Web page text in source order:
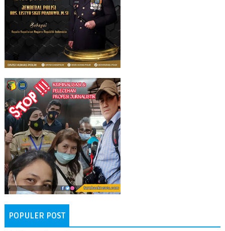
POPULER POST